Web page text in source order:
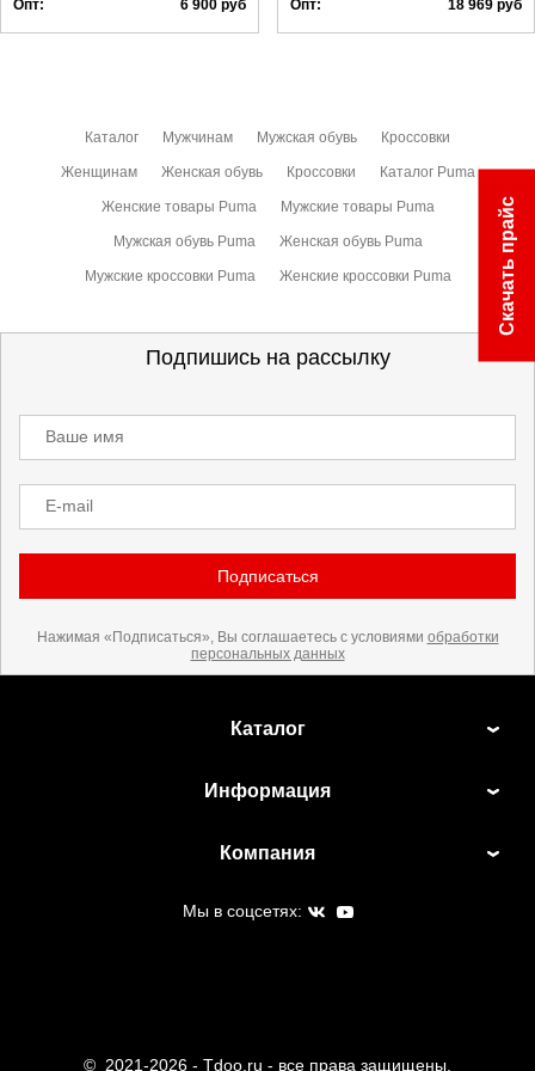
Опт: 6 900руб Опт: 18 969 руб
Каталог Мужчинам Мужская обувь Кроссовки
Женщинам Женская обувь Кроссовки Каталог Puma
Женские товары Puma Мужские товары Puma
Мужская обувь Puma Женская обувь Puma
Мужские кроссовки Puma Женские кроссовки Puma
Подпишись на рассылку
Ваше имя
E-mail
Подписаться
Нажимая «Подписаться», Вы соглашаетесь с условиями обработки
персональных данных
Каталог
Информация
Компания
Мы в соцсетях:
© 2021-2026 - Tdoo.ru - все права защищены.
Скачать прайс